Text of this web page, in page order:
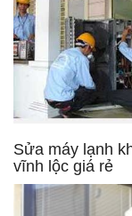
Sửa máy lạnh
vĩnh lộc giá rẻ